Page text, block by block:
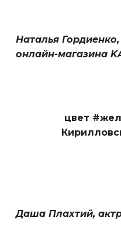
Наталья
онлайн-магазина
цвет
Даша Плахтий,